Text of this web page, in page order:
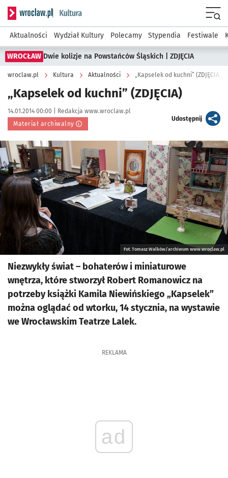
Serwis informacyjny wroclaw.pl podserwis: Kultura
Aktualności Wydział Kultury Polecamy Stypendia Festiwale
WROCŁAW Dwie kolizje na Powstańców Śląskich | ZDJĘCIA
wroclaw.pl Kultura Aktualności „Kapselek od kuchni” (ZDJĘCIA)
„Kapselek od kuchni” (ZDJĘCIA)
Data publikacji:
14.01.2014 00:00 | Autor:
Redakcja www.wroclaw.pl
Materiał archiwalny
Udostępnijartykuł
Kliknij, aby powiększyć
Fot. Tomasz Walków/archiwum www.wroclaw.pl
Niezwykły świat – bohaterów i miniaturowe
wnętrza, które stworzył Robert Romanowicz na
potrzeby książki Kamila Niewińskiego „Kapselek”
można oglądać od wtorku, 14 stycznia, na wystawie
we Wrocławskim Teatrze Lalek.
REKLAMA
ad